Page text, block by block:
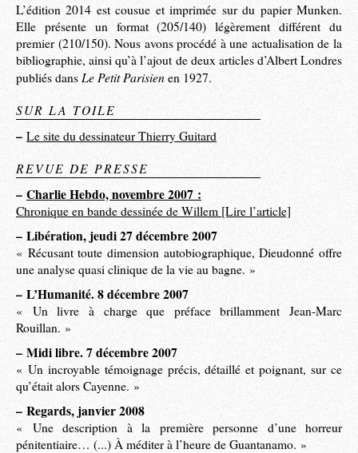
L’édition 2014 est cousue et imprimée sur du papier Munken.
Elle présente un format (205/140) légèrement différent du
premier (210/150). Nous avons procédé à une actualisation de la
bibliographie, ainsi qu’à l’ajout de deux articles d’Albert Londres
publiés dans Le Petit Parisien en 1927.
SUR LA TOILE
– Le site du dessinateur Thierry Guitard
REVUE DE PRESSE
– Charlie Hebdo, novembre 2007 :
Chronique en bande dessinée de Willem [Lire l’article]
– Libération, jeudi 27 décembre 2007
« Récusant toute dimension autobiographique, Dieudonné offre
une analyse quasi clinique de la vie au bagne. »
– L’Humanité. 8 décembre 2007
« Un livre à charge que préface brillamment Jean-Marc
Rouillan. »
– Midi libre. 7 décembre 2007
« Un incroyable témoignage précis, détaillé et poignant, sur ce
qu’était alors Cayenne. »
– Regards, janvier 2008
« Une description à la première personne d’une horreur
pénitentiaire… (...) À méditer à l’heure de Guantanamo. »